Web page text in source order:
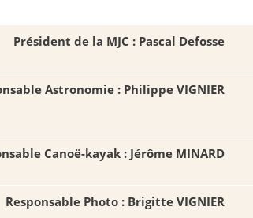
Président de la MJC : Pascal Defosse
Astronomie : Philippe VIGNIER
Canoë-kayak : Jérôme MINARD
Responsable Photo : Brigitte VIGNIER